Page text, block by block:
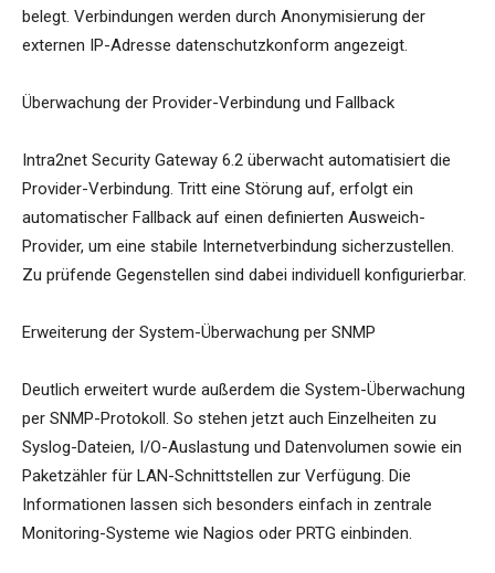
belegt. Verbindungen werden durch Anonymisierung der
externen IP-Adresse datenschutzkonform angezeigt.
Überwachung der Provider-Verbindung und Fallback
Intra2net Security Gateway 6.2 überwacht automatisiert die
Provider-Verbindung. Tritt eine Störung auf, erfolgt ein
automatischer Fallback auf einen definierten Ausweich-
Provider, um eine stabile Internetverbindung sicherzustellen.
Zu prüfende Gegenstellen sind dabei individuell konfigurierbar.
Erweiterung der System-Überwachung per SNMP
Deutlich erweitert wurde außerdem die System-Überwachung
per SNMP-Protokoll. So stehen jetzt auch Einzelheiten zu
Syslog-Dateien, I/O-Auslastung und Datenvolumen sowie ein
Paketzähler für LAN-Schnittstellen zur Verfügung. Die
Informationen lassen sich besonders einfach in zentrale
Monitoring-Systeme wie Nagios oder PRTG einbinden.